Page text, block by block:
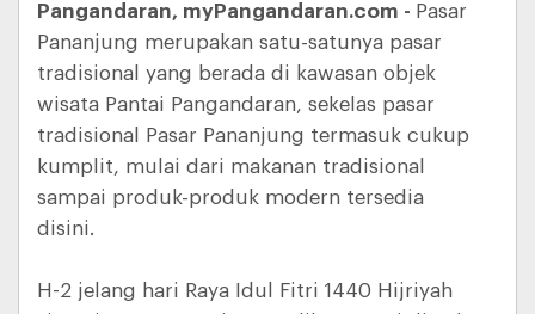
Pangandaran, myPangandaran.com - Pasar
Pananjung merupakan satu-satunya pasar
tradisional yang berada di kawasan objek
wisata Pantai Pangandaran, sekelas pasar
tradisional Pasar Pananjung termasuk cukup
kumplit, mulai dari makanan tradisional
sampai produk-produk modern tersedia
disini.
H-2 jelang hari Raya Idul Fitri 1440 Hijriyah